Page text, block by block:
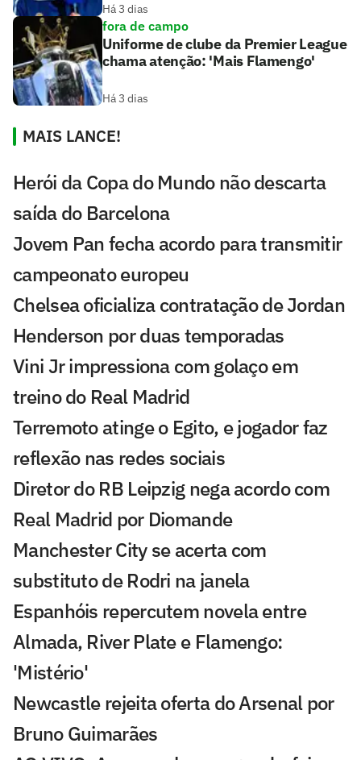
Há 3 dias
fora de campo
Uniforme de clube da Premier League
chama atenção: 'Mais Flamengo'
Há 3 dias
MAIS LANCE!
Herói da Copa do Mundo não descarta
saída do Barcelona
Jovem Pan fecha acordo para transmitir
campeonato europeu
Chelsea oficializa contratação de Jordan
Henderson por duas temporadas
Vini Jr impressiona com golaço em
treino do Real Madrid
Terremoto atinge o Egito, e jogador faz
reflexão nas redes sociais
Diretor do RB Leipzig nega acordo com
Real Madrid por Diomande
Manchester City se acerta com
substituto de Rodri na janela
Espanhóis repercutem novela entre
Almada, River Plate e Flamengo:
'Mistério'
Newcastle rejeita oferta do Arsenal por
Bruno Guimarães